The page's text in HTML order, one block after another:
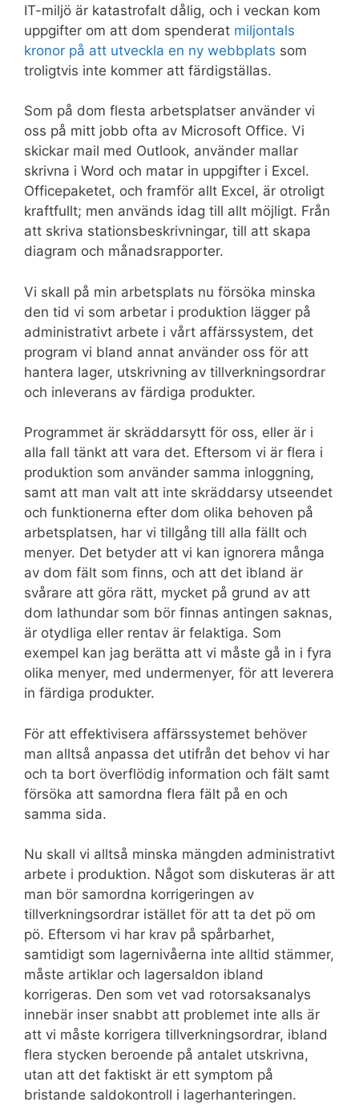
IT-miljö är katastrofalt dålig, och i veckan kom
uppgifter om att dom spenderat miljontals
kronor på att utveckla en ny webbplats som
troligtvis inte kommer att färdigställas.
Som på dom flesta arbetsplatser använder vi
oss på mitt jobb ofta av Microsoft Office. Vi
skickar mail med Outlook, använder mallar
skrivna i Word och matar in uppgifter i Excel.
Officepaketet, och framför allt Excel, är otroligt
kraftfullt; men används idag till allt möjligt. Från
att skriva stationsbeskrivningar, till att skapa
diagram och månadsrapporter.
Vi skall på min arbetsplats nu försöka minska
den tid vi som arbetar i produktion lägger på
administrativt arbete i vårt affärssystem, det
program vi bland annat använder oss för att
hantera lager, utskrivning av tillverkningsordrar
och inleverans av färdiga produkter.
Programmet är skräddarsytt för oss, eller är i
alla fall tänkt att vara det. Eftersom vi är flera i
produktion som använder samma inloggning,
samt att man valt att inte skräddarsy utseendet
och funktionerna efter dom olika behoven på
arbetsplatsen, har vi tillgång till alla fällt och
menyer. Det betyder att vi kan ignorera många
av dom fält som finns, och att det ibland är
svårare att göra rätt, mycket på grund av att
dom lathundar som bör finnas antingen saknas,
är otydliga eller rentav är felaktiga. Som
exempel kan jag berätta att vi måste gå in i fyra
olika menyer, med undermenyer, för att leverera
in färdiga produkter.
För att effektivisera affärssystemet behöver
man alltså anpassa det utifrån det behov vi har
och ta bort överflödig information och fält samt
försöka att samordna flera fält på en och
samma sida.
Nu skall vi alltså minska mängden administrativt
arbete i produktion. Något som diskuteras är att
man bör samordna korrigeringen av
tillverkningsordrar istället för att ta det pö om
pö. Eftersom vi har krav på spårbarhet,
samtidigt som lagernivåerna inte alltid stämmer,
måste artiklar och lagersaldon ibland
korrigeras. Den som vet vad rotorsaksanalys
innebär inser snabbt att problemet inte alls är
att vi måste korrigera tillverkningsordrar, ibland
flera stycken beroende på antalet utskrivna,
utan att det faktiskt är ett symptom på
bristande saldokontroll i lagerhanteringen.